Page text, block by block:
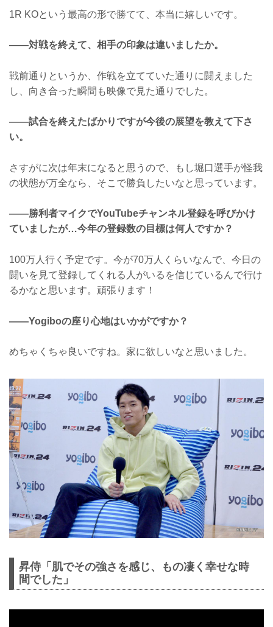
1R KOという最高の形で勝てて、本当に嬉しいです。
——対戦を終えて、相手の印象は違いましたか。
戦前通りというか、作戦を立てていた通りに闘えました
し、向き合った瞬間も映像で見た通りでした。
——試合を終えたばかりですが今後の展望を教えて下さ
い。
さすがに次は年末になると思うので、もし堀口選手が怪我
の状態が万全なら、そこで勝負したいなと思っています。
——勝利者マイクでYouTubeチャンネル登録を呼びかけ
ていましたが…今年の登録数の目標は何人ですか？
100万人行く予定です。今が70万人くらいなんで、今日の
闘いを見て登録してくれる人がいるを信じているんで行け
るかなと思います。頑張ります！
——Yogiboの座り心地はいかがですか？
めちゃくちゃ良いですね。家に欲しいなと思いました。
昇侍「肌でその強さを感じ、もの凄く幸せな時
間でした」